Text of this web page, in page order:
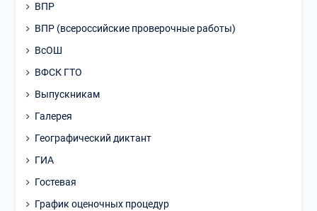
ВПР
ВПР (всероссийские проверочные работы)
ВсОШ
ВФСК ГТО
Выпускникам
Галерея
Географический диктант
ГИА
Гостевая
График оценочных процедур